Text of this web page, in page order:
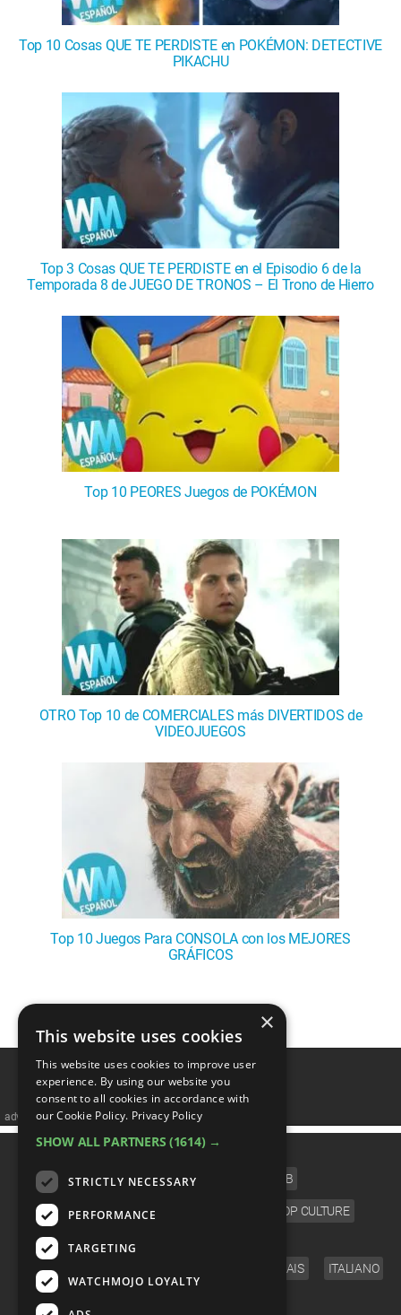
Top 10 Cosas QUE TE PERDISTE en POKÉMON: DETECTIVE
PIKACHU
Top 3 Cosas QUE TE PERDISTE en el Episodio 6 de la
Temporada 8 de JUEGO DE TRONOS – El Trono de Hierro
Top 10 PEORES Juegos de POKÉMON
OTRO Top 10 de COMERCIALES más DIVERTIDOS de
VIDEOJUEGOS
Top 10 Juegos Para CONSOLA con los MEJORES
GRÁFICOS
advertisememt
CATEGORIES
FILM TV CELEB
VIDEO GAMES COMIC POP CULTURE
ENGLISH FRANÇAIS ITALIANO
×
This website uses cookies
This website uses cookies to improve user
experience. By using our website you
consent to all cookies in accordance with
our Cookie Policy. Privacy Policy
SHOW ALL PARTNERS (1614) →
STRICTLY NECESSARY
PERFORMANCE
TARGETING
WATCHMOJO LOYALTY